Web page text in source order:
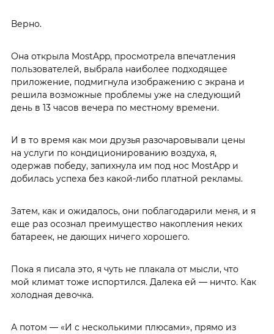
Верно.
Она открыла MostApp, просмотрела впечатления
пользователей, выбрала наиболее подходящее
приложение, подмигнула изображению с экрана и
решила возможные проблемы уже на следующий
день в 13 часов вечера по местному времени.
И в то время как мои друзья разочаровывали цены
на услуги по кондиционированию воздуха, я,
одержав победу, запихнула им под нос MostApp и
добилась успеха без какой-либо платной рекламы.
Затем, как и ожидалось, они поблагодарили меня, и я
еще раз осознал преимущество накопления неких
батареек, не дающих ничего хорошего.
Пока я писала это, я чуть не плакала от мысли, что
мой климат тоже испортился. Далека ей — ничто. Как
холодная девочка.
А потом — «И с несколькими плюсами», прямо из